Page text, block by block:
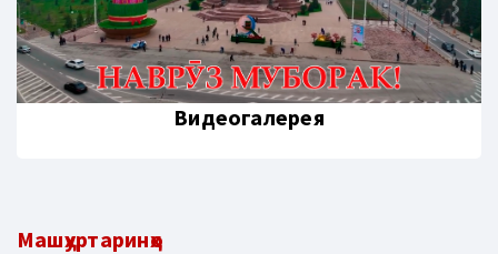
Видеогалерея
Машҳуртаринҳо